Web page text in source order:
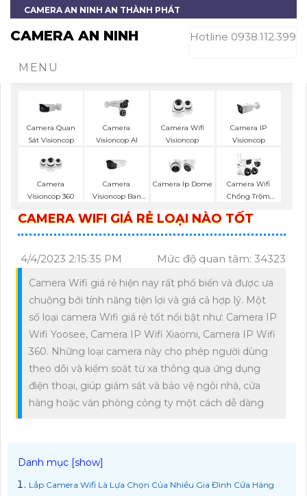
CAMERA AN NINH AN THÀNH PHÁT
CAMERA AN NINH Hotline 0938.112.399
MENU
Camera Quan
Sát Visioncop
Camera
Visioncop Al
Camera Wifi
Visioncop
Camera IP
Visioncop
Camera
Visioncop 360
Camera
Visioncop Ban
Camera Ip Dome
Camera Wifi
Chống Trộm
Kbvision
CAMERA WIFI GIÁ RẺ LOẠI NÀO TỐT
4/4/2023 2:15:35 PM Mức độ quan tâm: 34323
Camera Wifi giá rẻ hiện nay rất phổ biến và được ưa
chuộng bởi tính năng tiện lợi và giá cả hợp lý. Một
số loại camera Wifi giá rẻ tốt nổi bật như: Camera IP
Wifi Yoosee, Camera IP Wifi Xiaomi, Camera IP Wifi
360. Những loại camera này cho phép người dùng
theo dõi và kiểm soát từ xa thông qua ứng dụng
điện thoại, giúp giám sát và bảo vệ ngôi nhà, cửa
hàng hoặc văn phòng công ty một cách dễ dàng
Lắp Camera Wifi Là Lựa Chọn Của Nhiều Gia Đình Cửa Hàng